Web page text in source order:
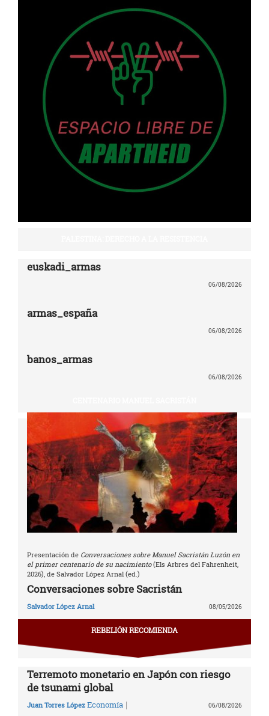
euskadi_armas
06/08/2026
armas_españa
06/08/2026
banos_armas
06/08/2026
Presentación de Conversaciones sobre Manuel Sacristán Luzón en
el primer centenario de su nacimiento(Els Arbres del Fahrenheit,
2026), de Salvador López Arnal (ed.)
Conversaciones sobre Sacristán
Salvador López Arnal 08/05/2026
REBELIÓN RECOMIENDA
Terremoto monetario en Japón con riesgo
de tsunami global
Juan Torres López Economía | 06/08/2026